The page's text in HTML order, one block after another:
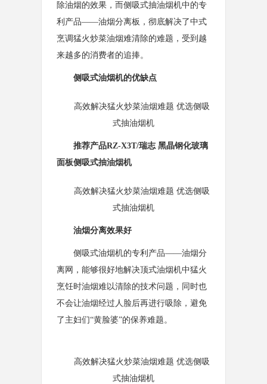
除油烟的效果，而侧吸式抽油烟机中的专
利产品——油烟分离板，彻底解决了中式
烹调猛火炒菜油烟难清除的难题，受到越
来越多的消费者的追捧。
侧吸式油烟机的优缺点
高效解决猛火炒菜油烟难题 优选侧吸
式抽油烟机
推荐产品RZ-X3T/瑞志 黑晶钢化玻璃
面板侧吸式抽油烟机
高效解决猛火炒菜油烟难题 优选侧吸
式抽油烟机
油烟分离效果好
侧吸式油烟机的专利产品——油烟分
离网，能够很好地解决顶式油烟机中猛火
烹饪时油烟难以清除的技术问题，同时也
不会让油烟经过人脸后再进行吸除，避免
了主妇们“黄脸婆”的保养难题。
高效解决猛火炒菜油烟难题 优选侧吸
式抽油烟机